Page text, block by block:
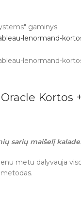
gaminys.
Kortos
sarių maišelį
metu dalyvauja